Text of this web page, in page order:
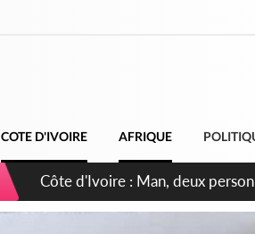
COTE D'IVOIRE AFRIQUE
Côte d'Ivoire : Séileu, la
dépigmentants dangereux